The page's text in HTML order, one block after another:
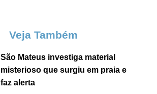
Veja Também
São Mateus investiga material
misterioso que surgiu em praia e
faz alerta